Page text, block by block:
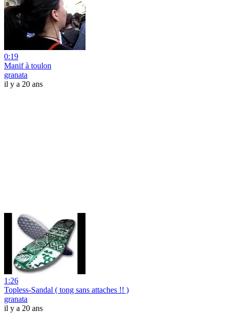
0:19
Manif à toulon
granata
il y a 20 ans
1:26
Topless-Sandal ( tong sans attaches !! )
granata
il y a 20 ans